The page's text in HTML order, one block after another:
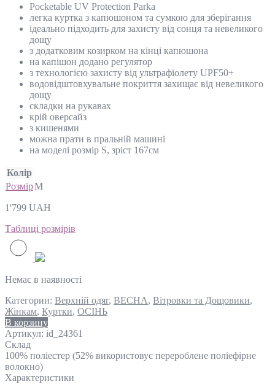
Pocketable UV Protection Parka
легка куртка з капюшоном та сумкою для зберігання
ідеально підходить для захисту від сонця та невеликого
дощу
з додатковим козирком на кінці капюшона
на капішон додано регулятор
з технологією захисту від ультрафіолету UPF50+
водовідштовхувальне покриття захищає від невеликого
дощу
складки на рукавах
крій оверсайз
з кишенями
можна прати в пральній машині
на моделі розмір S, зріст 167см
Колір
РозмірM
1'799 UAH
Таблиці розмірів
Немає в наявності
Категории: Верхній одяг, ВЕСНА, Вітровки та Дощовики,
Жінкам, Куртки, ОСІНЬ
В корзину
Артикул: id_24361
Склад
100% поліестер (52% використовує перероблене поліефірне
волокно)
Характеристики